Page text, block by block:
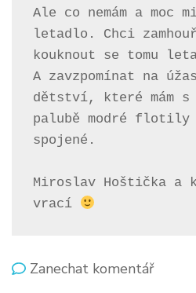
Ale co nemám a
letadlo. Chci
kouknout se tomu
A zavzpomínat na
dětství, které mám s
palubě modré flotily
spojené.
Miroslav Hoštička a
vrací
Zanechat komentářon